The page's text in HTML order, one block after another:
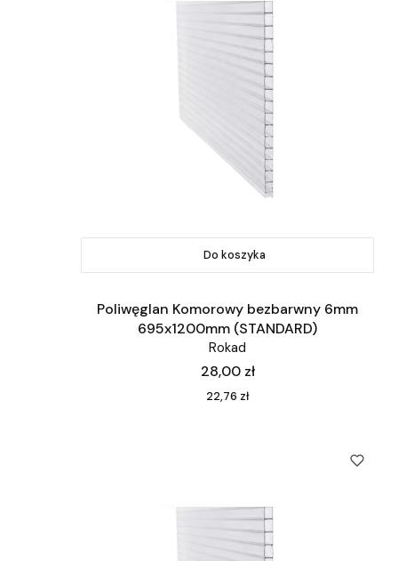
Do koszyka
Poliwęglan Komorowy bezbarwny 6mm
695x1200mm (STANDARD)
Rokad
Cena
28,00 zł
Cena
22,76 zł